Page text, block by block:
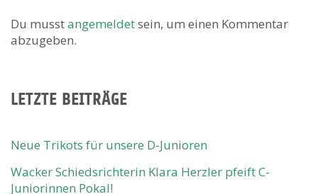
Du musstangemeldetsein, um einen Kommentar
abzugeben.
LETZTE BEITRÄGE
Neue Trikots für unsere D-Junioren
Wacker Schiedsrichterin Klara Herzler pfeift C-
Juniorinnen Pokal!